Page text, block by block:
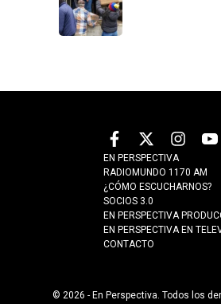
EN PERSPECTIVA
RADIOMUNDO 1170 AM
¿CÓMO ESCUCHARNOS?
SOCIOS 3.0
EN PERSPECTIVA
EN PERSPECTIVA EN
CONTACTO
© 2026 - En Perspectiva. Todos los